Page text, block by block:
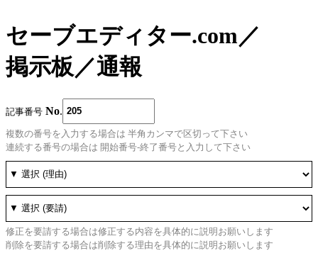
セーブエディター.com／
掲示板／通報
記事番号 No
複数の番号を入力する場合は 半角カンマで区切って下さい
連続する番号の場合は 開始番号-終了番号と入力して下さい
修正を要請する場合は修正する内容を具体的に説明お願いします
削除を要請する場合は削除する理由を具体的に説明お願いします